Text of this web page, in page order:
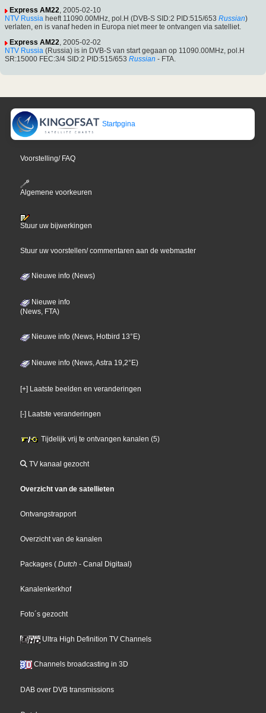
Express AM22, 2005-02-10
NTV Russia heeft 11090.00MHz, pol.H (DVB-S SID:2 PID:515/653 Russian)
verlaten, en is vanaf heden in Europa niet meer te ontvangen via satelliet.
Express AM22, 2005-02-02
NTV Russia (Russia) is in DVB-S van start gegaan op 11090.00MHz, pol.H
SR:15000 FEC:3/4 SID:2 PID:515/653 Russian - FTA.
Startpgina
Voorstelling/ FAQ
Algemene voorkeuren
Stuur uw bijwerkingen
Stuur uw voorstellen/ commentaren aan de webmaster
Nieuwe info (News)
Nieuwe info
(News, FTA)
Nieuwe info (News, Hotbird 13°E)
Nieuwe info (News, Astra 19,2°E)
[+] Laatste beelden en veranderingen
[-] Laatste veranderingen
Tijdelijk vrij te ontvangen kanalen (5)
TV kanaal gezocht
Overzicht van de satellieten
Ontvangstrapport
Overzicht van de kanalen
Packages ( Dutch - Canal Digitaal)
Kanalenkerkhof
Foto´s gezocht
Ultra High Definition TV Channels
Channels broadcasting in 3D
DAB over DVB transmissions